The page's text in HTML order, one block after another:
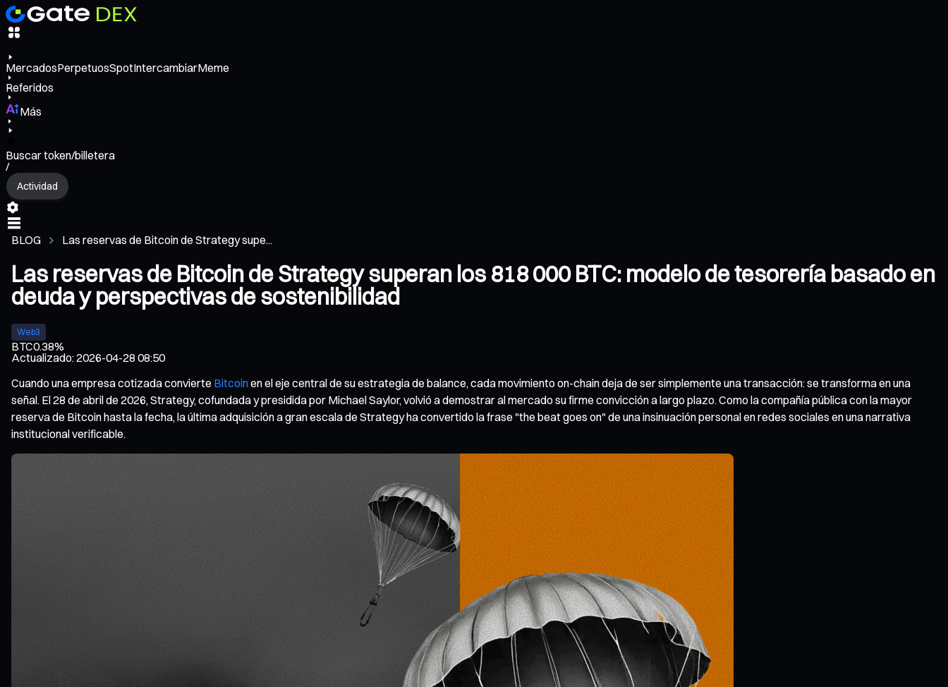
MercadosPerpetuosSpotIntercambiarMeme
Referidos
Más
Buscar token/billetera
/
Actividad
BLOG Las reservas de Bitcoin de Strategy supe...
Las reservas de Bitcoin de Strategy superan los 818 000 BTC: modelo de tesorería basado en
deuda y perspectivas de sostenibilidad
Web3
BTC0.38%
Actualizado:2026-04-28 08:50
Cuando una empresa cotizada convierte Bitcoinen el eje central de su estrategia de balance, cada movimiento on-chain deja de ser simplemente una transacción: se transforma en una
señal. El 28 de abril de 2026, Strategy, cofundada y presidida por Michael Saylor, volvió a demostrar al mercado su firme convicción a largo plazo. Como la compañía pública con la mayor
reserva de Bitcoin hasta la fecha, la última adquisición a gran escala de Strategy ha convertido la frase "the beat goes on" de una insinuación personal en redes sociales en una narrativa
institucional verificable.